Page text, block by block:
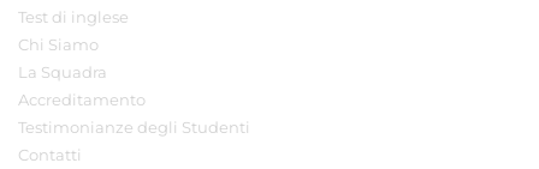
Test di inglese
Chi Siamo
La Squadra
Accreditamento
Testimonianze degli Studenti
Contatti